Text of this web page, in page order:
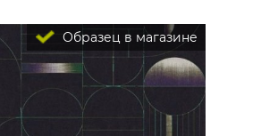
Образец в магазине